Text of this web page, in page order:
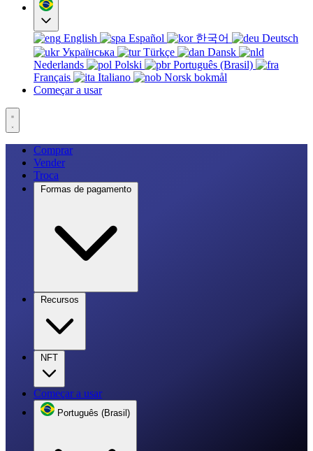
English Español 한국어
Deutsch
Українська
Türkçe
Dansk
Nederlands
Polski
Português (Brasil)
Français
Italiano
Norsk bokmål
Começar a usar
Comprar
Vender
Troca
Formas de pagamento
Recursos
NFT
Começar a usar
Português (Brasil)